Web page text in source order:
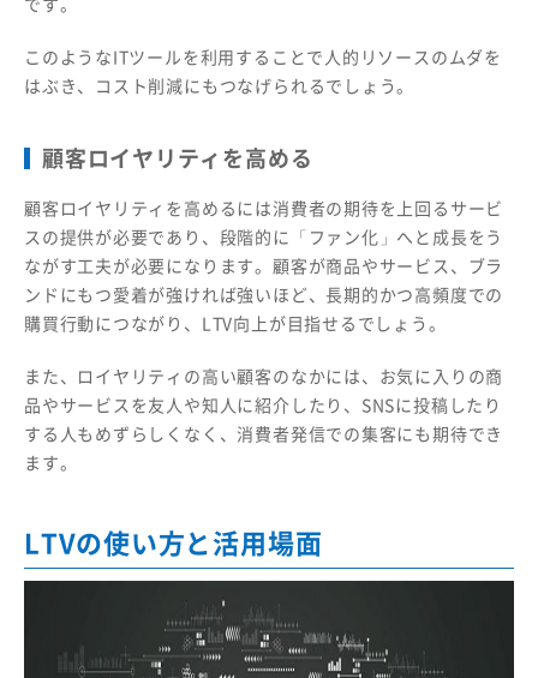
このようなITツールを利用することで人的リソースのムダを
はぶき、コスト削減にもつなげられるでしょう。
顧客ロイヤリティを高める
顧客ロイヤリティを高めるには消費者の期待を上回るサービ
スの提供が必要であり、段階的に「ファン化」へと成長をう
ながす工夫が必要になります。顧客が商品やサービス、ブラ
ンドにもつ愛着が強ければ強いほど、長期的かつ高頻度での
購買行動につながり、LTV向上が目指せるでしょう。
また、ロイヤリティの高い顧客のなかには、お気に入りの商
品やサービスを友人や知人に紹介したり、SNSに投稿したり
する人もめずらしくなく、消費者発信での集客にも期待でき
ます。
LTVの使い方と活用場面